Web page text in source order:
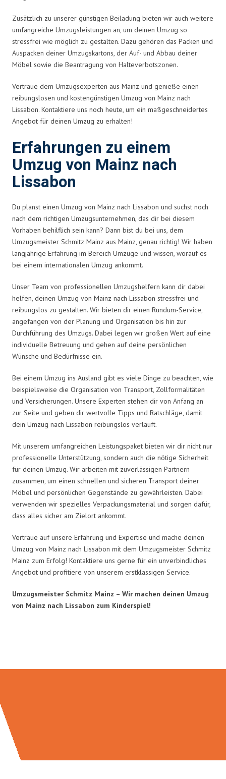
Zusätzlich zu unserer günstigen Beiladung bieten wir auch weitere
umfangreiche Umzugsleistungen an, um deinen Umzug so
stressfrei wie möglich zu gestalten. Dazu gehören das Packen und
Auspacken deiner Umzugskartons, der Auf- und Abbau deiner
Möbel sowie die Beantragung von Halteverbotszonen.
Vertraue dem Umzugsexperten aus Mainz und genieße einen
reibungslosen und kostengünstigen Umzug von Mainz nach
Lissabon. Kontaktiere uns noch heute, um ein maßgeschneidertes
Angebot für deinen Umzug zu erhalten!
Erfahrungen zu einem
Umzug von Mainz nach
Lissabon
Du planst einen Umzug von Mainz nach Lissabon und suchst noch
nach dem richtigen Umzugsunternehmen, das dir bei diesem
Vorhaben behilflich sein kann? Dann bist du bei uns, dem
Umzugsmeister Schmitz Mainz aus Mainz, genau richtig! Wir haben
langjährige Erfahrung im Bereich Umzüge und wissen, worauf es
bei einem internationalen Umzug ankommt.
Unser Team von professionellen Umzugshelfern kann dir dabei
helfen, deinen Umzug von Mainz nach Lissabon stressfrei und
reibungslos zu gestalten. Wir bieten dir einen Rundum-Service,
angefangen von der Planung und Organisation bis hin zur
Durchführung des Umzugs. Dabei legen wir großen Wert auf eine
individuelle Betreuung und gehen auf deine persönlichen
Wünsche und Bedürfnisse ein.
Bei einem Umzug ins Ausland gibt es viele Dinge zu beachten, wie
beispielsweise die Organisation von Transport, Zollformalitäten
und Versicherungen. Unsere Experten stehen dir von Anfang an
zur Seite und geben dir wertvolle Tipps und Ratschläge, damit
dein Umzug nach Lissabon reibungslos verläuft.
Mit unserem umfangreichen Leistungspaket bieten wir dir nicht nur
professionelle Unterstützung, sondern auch die nötige Sicherheit
für deinen Umzug. Wir arbeiten mit zuverlässigen Partnern
zusammen, um einen schnellen und sicheren Transport deiner
Möbel und persönlichen Gegenstände zu gewährleisten. Dabei
verwenden wir spezielles Verpackungsmaterial und sorgen dafür,
dass alles sicher am Zielort ankommt.
Vertraue auf unsere Erfahrung und Expertise und mache deinen
Umzug von Mainz nach Lissabon mit dem Umzugsmeister Schmitz
Mainz zum Erfolg! Kontaktiere uns gerne für ein unverbindliches
Angebot und profitiere von unserem erstklassigen Service.
Umzugsmeister Schmitz Mainz – Wir machen deinen Umzug
von Mainz nach Lissabon zum Kinderspiel!